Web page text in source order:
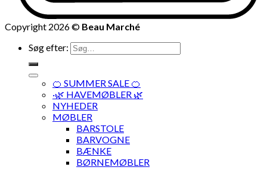
Copyright 2026 © Beau Marché
Søg efter:
🍊 SUMMER SALE 🍊
·🌿 HAVEMØBLER 🌿
NYHEDER
MØBLER
BARSTOLE
BARVOGNE
BÆNKE
BØRNEMØBLER